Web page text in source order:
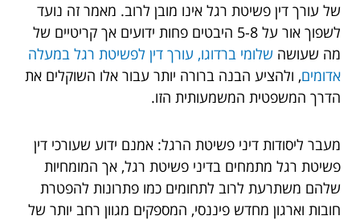
של עורך דין פשיטת רגל אינו מובן לרוב. מאמר זה נועד
לשפוך אור על 5-8 היבטים פחות ידועים אך קריטיים של
מה שעושה שלומי ברדוגו, עורך דין לפשיטת רגל במעלה
אדומים, ולהציע הבנה ברורה יותר עבור אלו השוקלים את
הדרך המשפטית המשמעותית הזו.
מעבר ליסודות דיני פשיטת הרגל: אמנם ידוע שעורכי דין
פשיטת רגל מתמחים בדיני פשיטת רגל, אך המומחיות
שלהם משתרעת לרוב לתחומים כמו פתרונות להפטרת
חובות וארגון מחדש פיננסי, המספקים מגוון רחב יותר של